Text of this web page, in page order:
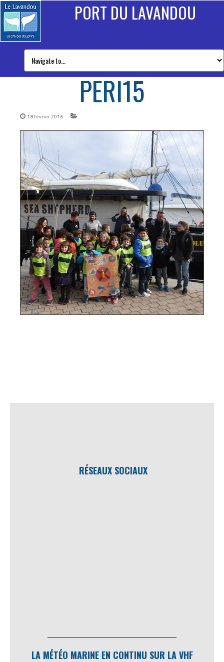
PORT DU LAVANDOU
PERI15
18 février 2016
RÉSEAUX SOCIAUX
LA MÉTÉO MARINE EN CONTINU SUR LA VHF